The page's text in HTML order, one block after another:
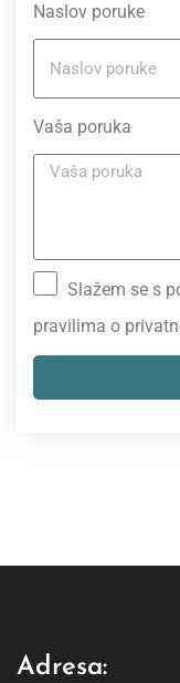
Naslov poruke
Vaša poruka
Slažem se s
pravilima o
Adresa: